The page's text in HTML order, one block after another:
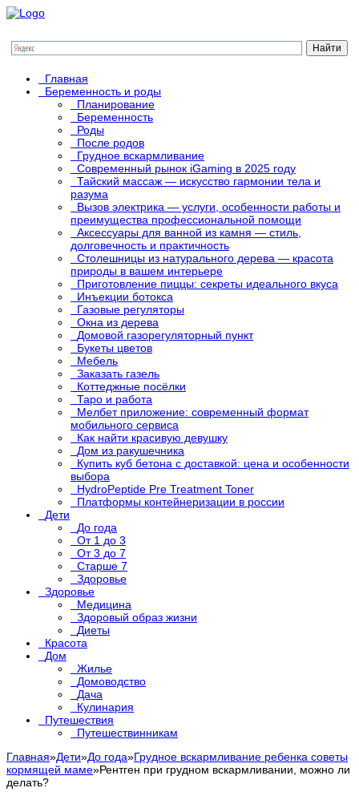
Главная
Беременность и роды
Планирование
Беременность
Роды
После родов
Грудное вскармливание
Современный рынок iGaming в 2025 году
Тайский массаж — искусство гармонии тела и
разума
Вызов электрика — услуги, особенности работы и
преимущества профессиональной помощи
Аксессуары для ванной из камня — стиль,
долговечность и практичность
Столешницы из натурального дерева — красота
природы в вашем интерьере
Приготовление пиццы: секреты идеального вкуса
Инъекции ботокса
Газовые регуляторы
Окна из дерева
Домовой газорегуляторный пункт
Букеты цветов
Мебель
Заказать газель
Коттеджные посёлки
Таро и работа
Мелбет приложение: современный формат
мобильного сервиса
Как найти красивую девушку
Дом из ракушечника
Купить куб бетона с доставкой: цена и особенности
выбора
HydroPeptide Pre Treatment Toner
Платформы контейнеризации в россии
Дети
До года
От 1 до 3
От 3 до 7
Старше 7
Здоровье
Здоровье
Медицина
Здоровый образ жизни
Диеты
Красота
Дом
Жилье
Домоводство
Дача
Кулинария
Путешествия
Путешествинникам
Главная»Дети»До года»Грудное вскармливание ребенка советы
кормящей маме»Рентген при грудном вскармливании, можно ли
делать?